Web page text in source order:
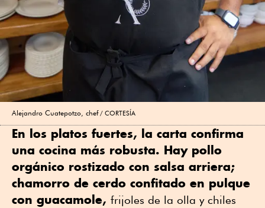
Alejandro Cuatepotzo, chef CORTESÍA
En los platos fuertes, la carta confirma
una cocina más robusta. Hay pollo
orgánico rostizado con salsa arriera;
chamorro de cerdo confitado en pulque
con guacamole, frijoles de la olla y chiles